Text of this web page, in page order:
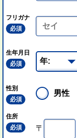
フリガナ
必須
生年月日
必須
性別
必須
男性
住所
必須
〒